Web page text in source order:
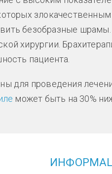
безобразные
хирургии.
пациента.
для проведения
может быть на 30%